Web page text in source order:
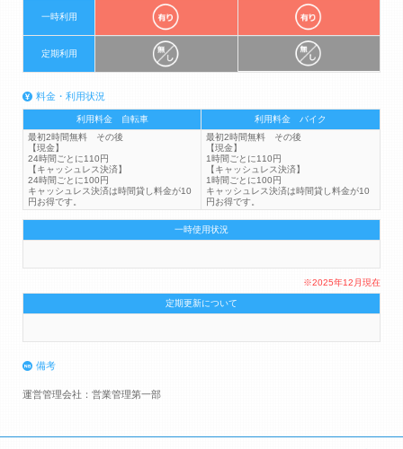
一時利用
定期利用
料金・利用状況
利用料金 自転車
利用料金 バイク
最初2時間無料 その後
【現金】
24時間ごとに110円
【キャッシュレス決済】
24時間ごとに100円
キャッシュレス決済は時間貸し料金が10
円お得です。
最初2時間無料 その後
【現金】
1時間ごとに110円
【キャッシュレス決済】
1時間ごとに100円
キャッシュレス決済は時間貸し料金が10
円お得です。
一時使用状況
※2025年12月現在
定期更新について
備考
運営管理会社：営業管理第一部